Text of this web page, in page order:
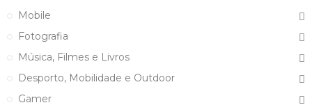
Mobile
Fotografia
Música, Filmes e Livros
Desporto, Mobilidade e Outdoor
Gamer